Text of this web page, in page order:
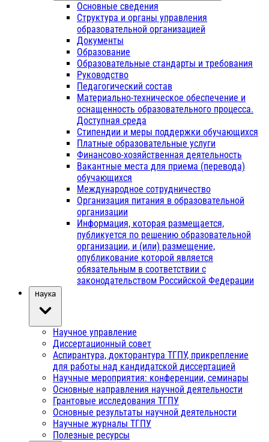
Основные сведения
Структура и органы управления
образовательной организацией
Документы
Образование
Образовательные стандарты и требования
Руководство
Педагогический состав
Материально-техническое обеспечение и
оснащенность образовательного процесса.
Доступная среда
Стипендии и меры поддержки обучающихся
Платные образовательные услуги
Финансово-хозяйственная деятельность
Вакантные места для приема (перевода)
обучающихся
Международное сотрудничество
Организация питания в образовательной
организации
Информация, которая размещается,
публикуется по решению образовательной
организации, и (или) размещение,
опубликование которой является
обязательным в соответствии с
законодательством Российской Федерации
Наука
Научное управление
Диссертационный совет
Аспирантура, докторантура ТГПУ, прикрепление
для работы над кандидатской диссертацией
Научные мероприятия: конференции, семинары
Основные направления научной деятельности
Грантовые исследования ТГПУ
Основные результаты научной деятельности
Научные журналы ТГПУ
Полезные ресурсы